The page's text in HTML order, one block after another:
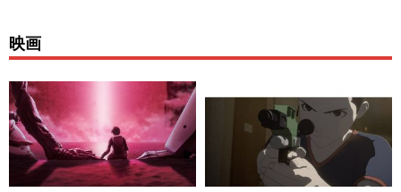
映画